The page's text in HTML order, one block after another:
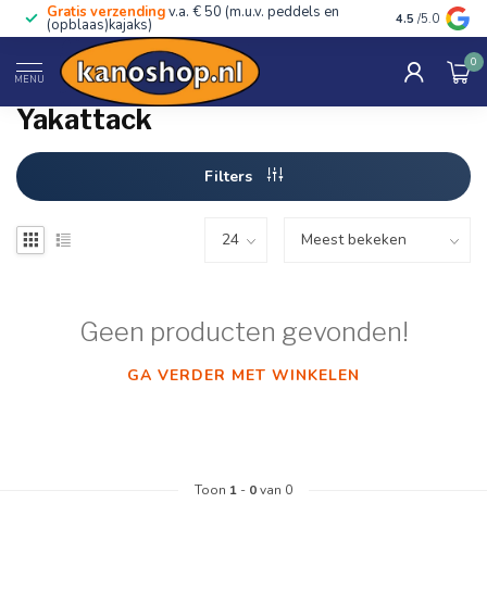
Gratis verzendingv.a. € 50 (m.u.v. peddels en
(opblaas)kajaks) Advies van
4.5 /5.0
MENU
0
Home / Merken / Yakattack
Yakattack
Filters
Geen producten gevonden!
GA VERDER MET WINKELEN
Toon 1 - 0van 0